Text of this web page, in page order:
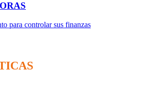
para controlar sus finanzas